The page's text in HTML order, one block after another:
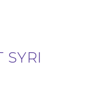
SYRI